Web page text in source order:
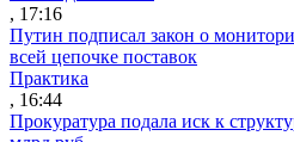
, 17:16
Путин подписал закон о
всей цепочке поставок
Практика
, 16:44
Прокуратура подала иск к